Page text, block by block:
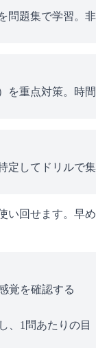
問題集で学習。非
を重点対策。時間
定してドリルで集
い回せます。早め
覚を確認する
、1問あたりの目